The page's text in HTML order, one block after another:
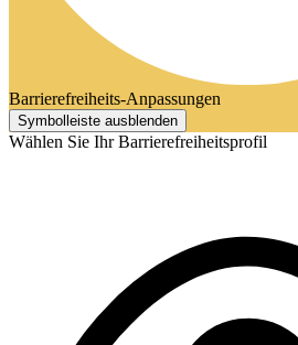
Barrierefreiheits-Anpassungen
Symbolleiste ausblenden
Wählen Sie Ihr Barrierefreiheitsprofil